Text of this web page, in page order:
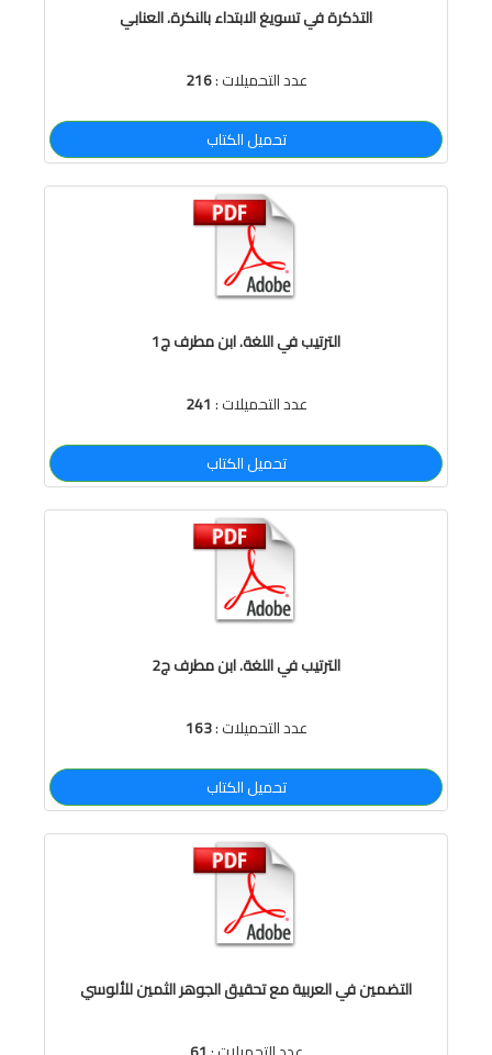
التذكرة في تسويغ الابتداء بالنكرة. العنابي
عدد التحميلات :216
تحميل الكتاب
الترتيب في اللغة. ابن مطرف ج1
عدد التحميلات :241
تحميل الكتاب
الترتيب في اللغة. ابن مطرف ج2
عدد التحميلات :163
تحميل الكتاب
التضمين في العربية مع تحقيق الجوهر الثمين للألوسي